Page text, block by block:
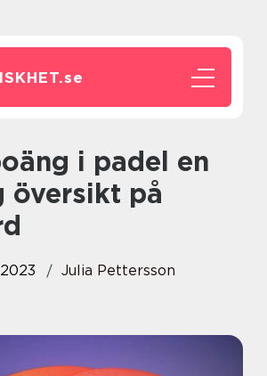
se
översikt på
Julia Pettersson